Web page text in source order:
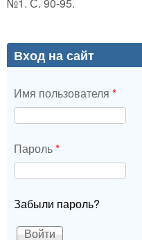
Вход на сайт
Имя пользователя *
Пароль*
Забыли пароль?